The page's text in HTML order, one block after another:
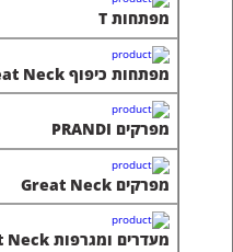
מפתחות T
מפתחות כיפוף Great Neck
מפרקים PRANDI
מפרקים Great Neck
מעדרים ומגרפות Great Neck